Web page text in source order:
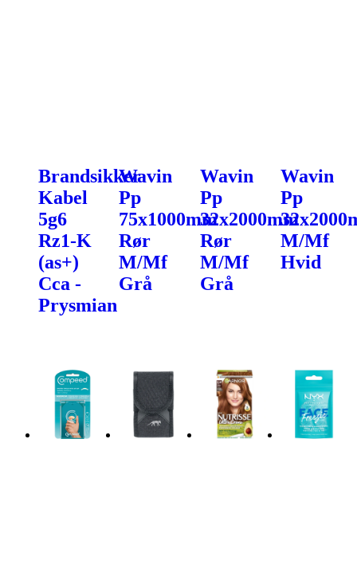
Brandsikker
Kabel
5g6
Rz1-K
(as+)
Cca -
Prysmian
Wavin
Pp
75x1000mm
Rør
M/Mf
Grå
Wavin
Pp
32x2000mm
Rør
M/Mf
Grå
Wavin
Pp
M/Mf
Hvid